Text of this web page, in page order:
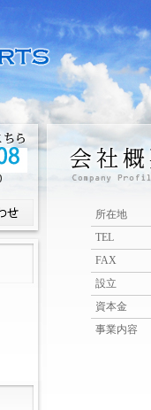
所在地
TEL
FAX
設立
資本金
事業内容